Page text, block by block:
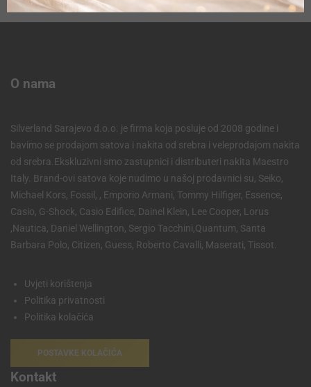
O nama
Silverland Sarajevo d.o.o. je firma koja posluje od 2008 godine i
bavimo se prodajom satova i nakita od srebra i veleprodajom nakita
od srebra.Ekskluzivni smo zastupnici i distributeri nakita Maestro
Italy. Brand-ovi satova koje nudimo u našoj prodavnici su, Seiko,
Michael Kors, Fossil, , Emporio Armani, Tommy Hilfiger, Essence,
Casio, G-Shock, Casio Edifice, Dainel Klein, Lee Cooper, Lorus
,Nautica, Daniel Wellington, Sergio Tacchini,Quantum, Santa
Barbara Polo, Citizen, Guess, Roberto Cavalli, Maserati, Tissot.
Uvjeti korištenja
Politika privatnosti
Politika kolačića
POSTAVKE KOLAČIĆA
Kontakt